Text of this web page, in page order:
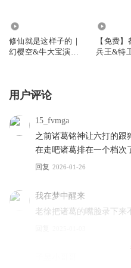
修仙就是这样子的｜
幻樱空&牛大宝演播
【免费】
兵王&特
用户评论
15_fvmga
之前诸葛铭神让六打的跟
在走吧诸葛排在一个档次
回复 2026-01-26
我在梦中醒来
老徐把诸葛的嘴脸录下来